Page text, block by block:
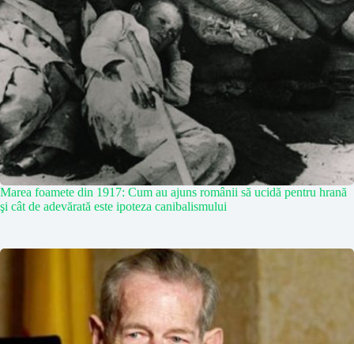
Marea foamete din 1917: Cum au ajuns românii să ucidă pentru hrană
şi cât de adevărată este ipoteza canibalismului